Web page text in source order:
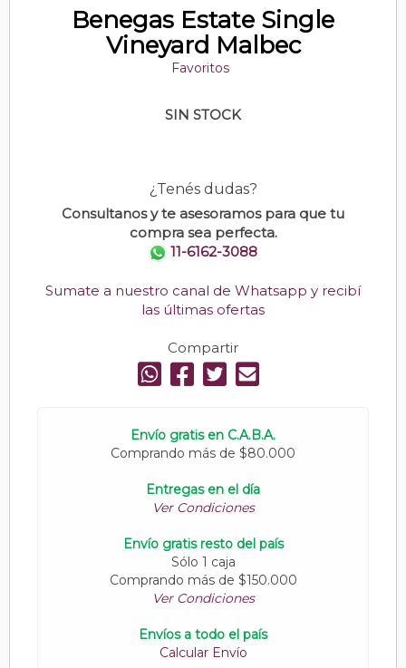
Benegas Estate Single
Vineyard Malbec
Favoritos
SIN STOCK
¿Tenés dudas?
Consultanos y te asesoramos para que tu
compra sea perfecta.
11-6162-3088
Sumate a nuestro canal de Whatsapp y recibí
las últimas ofertas
Compartir
Envío gratis en C.A.B.A.
Comprando más de $80.000
Entregas en el día
Ver Condiciones
Envío gratis resto del país
Sólo 1 caja
Comprando más de $150.000
Ver Condiciones
Envíos a todo el país
Calcular Envío